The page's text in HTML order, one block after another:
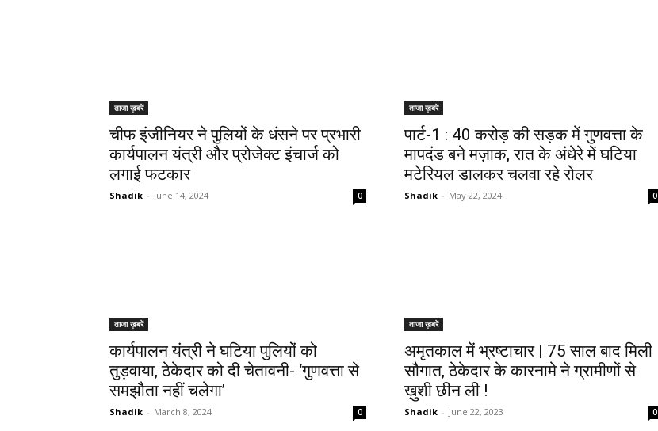
ताजा ख़बरें
चीफ इंजीनियर ने पुलियों के धंसने पर प्रभारी
कार्यपालन यंत्री और प्रोजेक्ट इंचार्ज को
लगाई फटकार
Shadik - June 14, 2024 0
ताजा ख़बरें
पार्ट-1 : 40 करोड़ की सड़क में गुणवत्ता के
मापदंड बने मज़ाक, रात के अंधेरे में घटिया
मटेरियल डालकर चलवा रहे रोलर
Shadik - May 22, 2024 0
ताजा ख़बरें
कार्यपालन यंत्री ने घटिया पुलियों को
तुड़वाया, ठेकेदार को दी चेतावनी- ‘गुणवत्ता से
समझौता नहीं चलेगा’
Shadik - March 8, 2024 0
ताजा ख़बरें
अमृतकाल में भ्रष्टाचार | 75 साल बाद मिली
सौगात, ठेकेदार के कारनामे ने ग्रामीणों से
ख़ुशी छीन ली !
Shadik - June 22, 2023 0